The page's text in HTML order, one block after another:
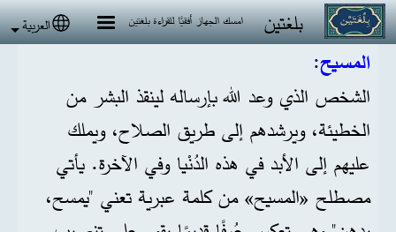
تجاوز إلى المحتوى الرئيسي
بلغتين امسك الجهاز أفقيًا للقراءة بلغتين العربية
المسيح:
الشخص الذي وعد الله بإرساله لينقذ البشر من
الخطيئة، ويرشدهم إلى طريق الصلاح، ويملك
عليهم إلى الأبد في هذه الدُنْيا وفي الآخرة. يأتي
مصطلح «المسيح» من كلمة عبرية تعني "يمسح،